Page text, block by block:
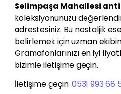
Selimpaşa Mahallesi
koleksiyonunuzu
adrestesiniz. Bu nostaljik
belirlemek için uzman
Gramafonlarınızı en iyi
bizimle iletişime geçin.
İletişime geçin: 0531 993 68